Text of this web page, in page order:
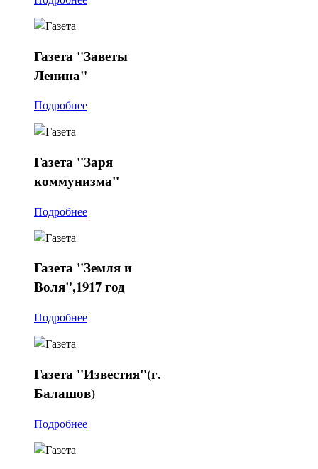
Газета "Заветы
Ленина"
Подробнее
Газета "Заря
коммунизма"
Подробнее
Газета "Земля и
Воля",1917 год
Подробнее
Газета "Известия"(г.
Балашов)
Подробнее